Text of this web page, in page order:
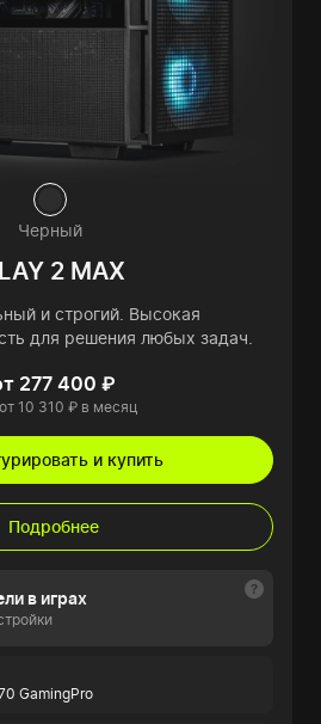
Черный
2 MAX
и строгий. Высокая
для решения любых задач.
277 400 ₽
10 310 ₽ в месяц
и купить
Подробнее
в играх
GamingPro